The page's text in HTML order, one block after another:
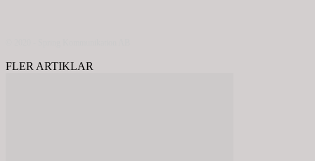
FLER ARTIKLAR